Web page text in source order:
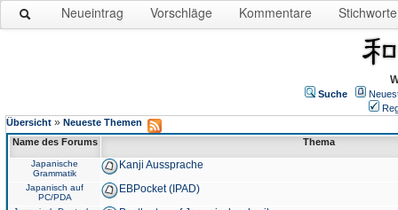
Neueintrag Vorschläge Kommentare Stichworte
Suche
Übersicht » Neueste Themen
Name des Forums
Thema
Japanische
Grammatik
Kanji Aussprache
Japanisch auf
PC/PDA
EBPocket (IPAD)